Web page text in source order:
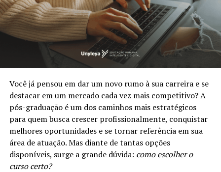
Você já pensou em dar um novo rumo à sua carreira e se
destacar em um mercado cada vez mais competitivo? A
pós-graduação é um dos caminhos mais estratégicos
para quem busca crescer profissionalmente, conquistar
melhores oportunidades e se tornar referência em sua
área de atuação. Mas diante de tantas opções
disponíveis, surge a grande dúvida: como escolher o
curso certo?